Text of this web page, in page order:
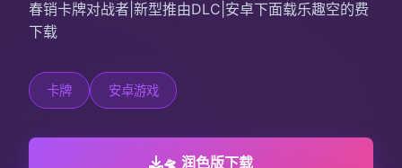
春销卡牌对战者|新型推由DLC|安卓下面载乐趣空的费
下载
卡牌 安卓游戏
🛸 润色版下载